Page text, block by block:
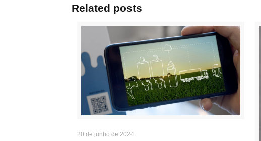
Related posts
20 de junho de 2024